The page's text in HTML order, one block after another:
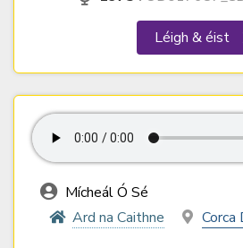
Léigh & éist
Mícheál Ó Sé
Ard na Caithne
Corca